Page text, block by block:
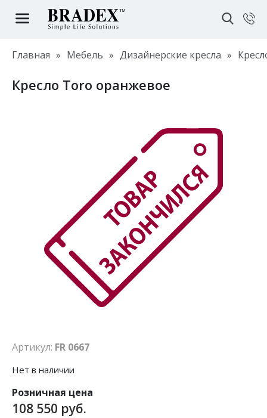
Главная » Мебель » Дизайнерские кресла »
Кресло Toro оранжевое
Артикул: FR 0667
Нет в наличии
Розничная цена
108 550 руб.